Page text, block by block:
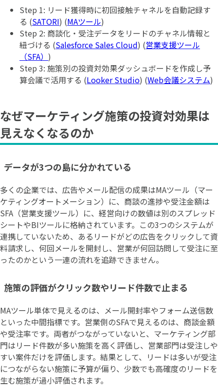
Step 1: リード獲得時に初回接触チャネルを自動記録す
る (SATORI) (MAツール)
Step 2: 商談化・受注データをリードのチャネル情報と
紐づける (Salesforce Sales Cloud) (営業支援ツール
（SFA） )
Step 3: 施策別の投資対効果ダッシュボードを作成し予
算会議で活用する (Looker Studio) (Web会議システム)
なぜマーケティング施策の投資対効果は
見えなくなるのか
データが3つの島に分かれている
多くの企業では、広告やメール配信の成果はMAツール（マー
ケティングオートメーション）に、商談の進捗や受注金額は
SFA（営業支援ツール）に、経営向けの数値は別のスプレッド
シートやBIツールに格納されています。この3つのシステムが
連携していないため、あるリードがどの広告をクリックして資
料請求し、何回メールを開封し、営業が何回訪問して受注に至
ったのかという一連の流れを追跡できません。
施策の評価がクリック数やリード件数で止まる
MAツール単体で見えるのは、メール開封率やフォーム送信数
といった中間指標です。営業側のSFAで見えるのは、商談金額
や受注率です。両者がつながっていないと、マーケティング部
門はリード件数が多い施策を高く評価し、営業部門は受注しや
すい案件だけを評価します。結果として、リードは多いが受注
につながらない施策に予算が偏り、少数でも高確度のリードを
生む施策が過小評価されます。